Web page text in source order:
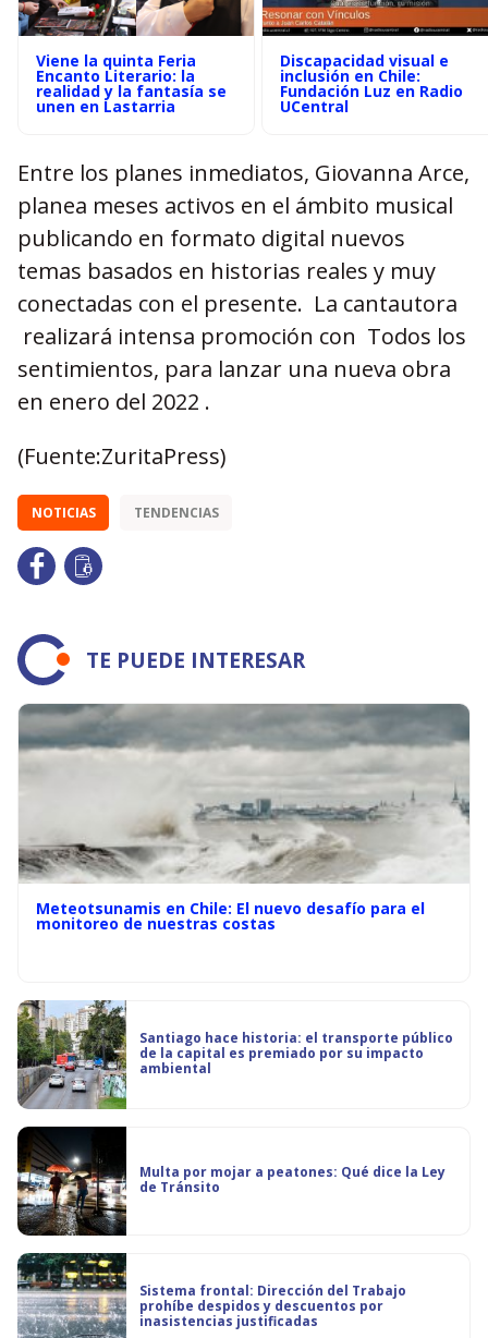
Viene la quinta Feria
Encanto Literario: la
realidad y la fantasía se
unen en Lastarria
Discapacidad visual e
inclusión en Chile:
Fundación Luz en Radio
UCentral
Entre los planes inmediatos, Giovanna Arce,
planea meses activos en el ámbito musical
publicando en formato digital nuevos
temas basados en historias reales y muy
conectadas con el presente. La cantautora
realizará intensa promoción con Todos los
sentimientos, para lanzar una nueva obra
en enero del 2022 .
(Fuente:ZuritaPress)
NOTICIAS TENDENCIAS
TE PUEDE INTERESAR
Meteotsunamis en Chile: El nuevo desafío para el
monitoreo de nuestras costas
Santiago hace historia: el transporte público
de la capital es premiado por su impacto
ambiental
Multa por mojar a peatones: Qué dice la Ley
de Tránsito
Sistema frontal: Dirección del Trabajo
prohíbe despidos y descuentos por
inasistencias justificadas